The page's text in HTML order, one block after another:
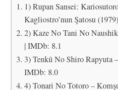
1) Rupan Sansei:
Kagliostro’nun Şatosu
2) Kaze No Tani No
| IMDb: 8.1
3) Tenkû No Shiro Rapyuta
IMDb: 8.0
4) Tonari No Totoro –